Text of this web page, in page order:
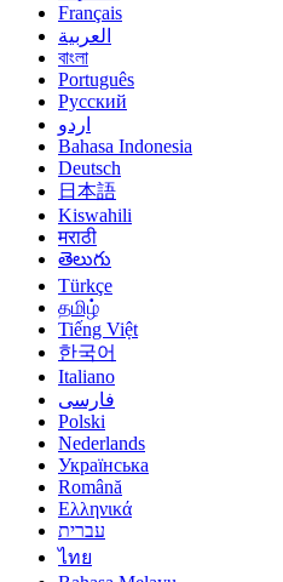
Français
العربية
বাংলা
Português
Русский
اردو
Bahasa Indonesia
Deutsch
日本語
Kiswahili
मराठी
తెలుగు
Türkçe
தமிழ்
Tiếng Việt
한국어
Italiano
فارسی
Polski
Nederlands
Українська
Română
Ελληνικά
עברית
ไทย